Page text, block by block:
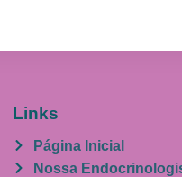
Links
Página Inicial
Nossa